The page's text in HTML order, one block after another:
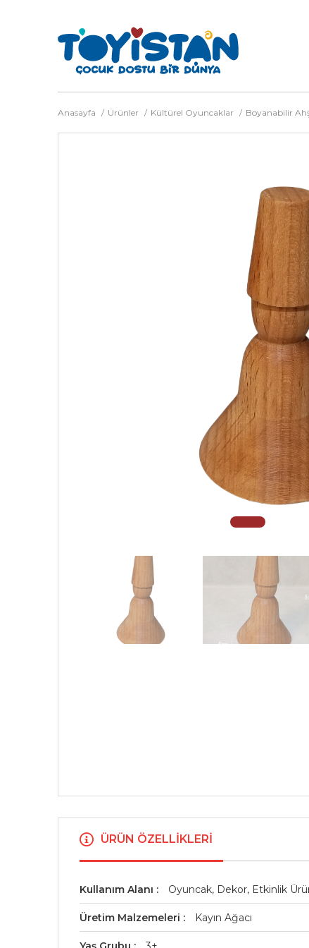
Anasayfa Ürünler Kültürel Oyuncaklar Boyanabilir
ÜRÜN ÖZELLIKLERI
Kullanım Alanı Oyuncak, Dekor, Etkinlik
Üretim Malzemeleri Kayın Ağacı